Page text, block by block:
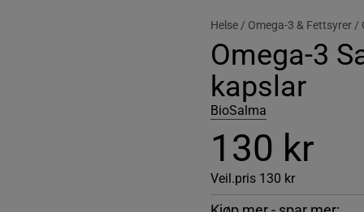
Helse / Omega-3 & Fettsyrer /
Omega-3
kapslar
BioSalma
130 kr
Veil.pris 130 kr